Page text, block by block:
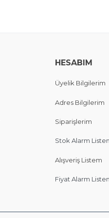
HESABIM
Üyelik Bilgilerim
Adres Bilgilerim
Siparişlerim
Stok Alarm
Alışveriş Listem
Fiyat Alarm